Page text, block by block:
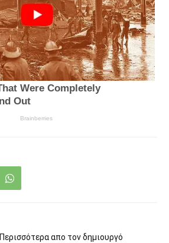
Περισσότερα απο τον δημιουργό